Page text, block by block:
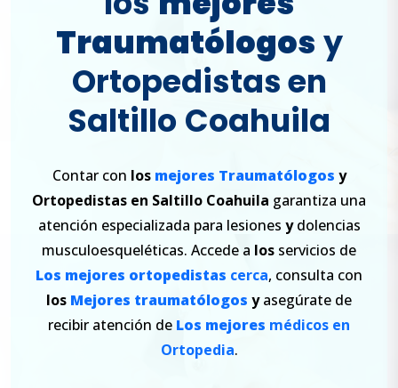
Traumatólogos y
Ortopedistas en
Saltillo Coahuila
Contar con los mejores Traumatólogos y
Ortopedistas en Saltillo Coahuila garantiza una
atención especializada para lesiones ydolencias
musculoesqueléticas. Accede a los servicios de
Los mejores ortopedistas cerca, consulta con
los Mejores traumatólogos yasegúrate de
recibir atención de Los mejores médicos en
Ortopedia.